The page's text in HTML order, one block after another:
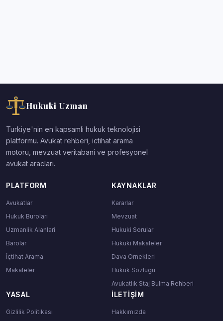
Hukuki Uzman
Turkiye'nin en kapsamli hukuk teknolojisi
platformu. Avukat rehberi, ictihat arama
motoru, mevzuat veritabani ve profesyonel
avukat araclari.
PLATFORM
Avukatlar
Hukuk Burolari
Uzmanlik Alanlari
Barolar
İçtihat Arama
Makaleler
KAYNAKLAR
Kararlar
Mevzuat
Hukuki Sorular
Hukuki Makaleler
Dava Ornekleri
Hukuk Sozlugu
Avukatlık Staj Bulma Rehberi
YASAL
Gizlilik Politikası
İLETIŞIM
Hakkımızda